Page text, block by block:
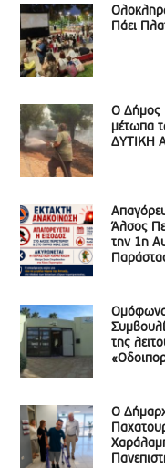
Πάει
Ο Δήμος
μέτωπα
ΔΥΤΙΚΗ
Άλσος
την 1η
της
Ο